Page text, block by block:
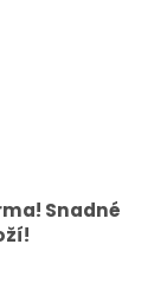
Snadné